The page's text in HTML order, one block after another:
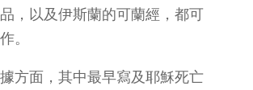
，以及伊斯蘭的可蘭經，都可
。
方面，其中最早寫及耶穌死亡